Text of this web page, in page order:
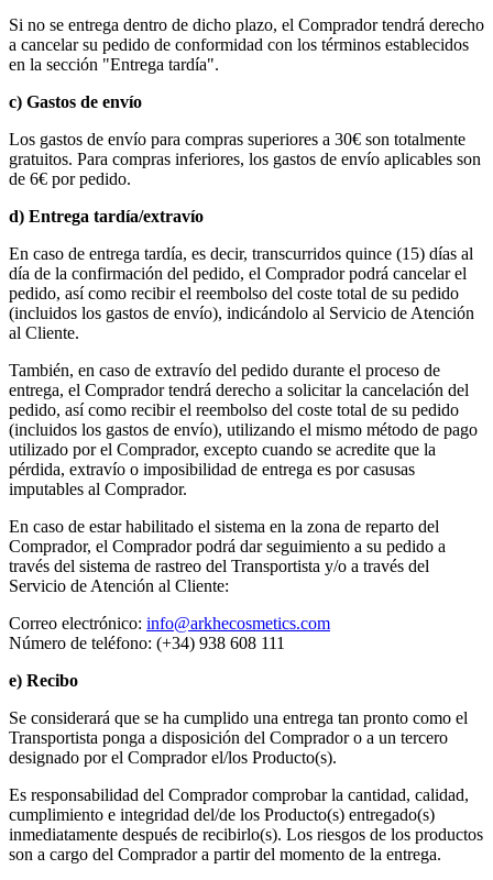
Si no se entrega dentro de dicho plazo, el Comprador tendrá derecho
a cancelar su pedido de conformidad con los términos establecidos
en la sección "Entrega tardía".
c) Gastos de envío
Los gastos de envío para compras superiores a 30€ son totalmente
gratuitos. Para compras inferiores, los gastos de envío aplicables son
de 6€ por pedido.
d) Entrega tardía/extravío
En caso de entrega tardía, es decir, transcurridos quince (15) días al
día de la confirmación del pedido, el Comprador podrá cancelar el
pedido, así como recibir el reembolso del coste total de su pedido
(incluidos los gastos de envío), indicándolo al Servicio de Atención
al Cliente.
También, en caso de extravío del pedido durante el proceso de
entrega, el Comprador tendrá derecho a solicitar la cancelación del
pedido, así como recibir el reembolso del coste total de su pedido
(incluidos los gastos de envío), utilizando el mismo método de pago
utilizado por el Comprador, excepto cuando se acredite que la
pérdida, extravío o imposibilidad de entrega es por casusas
imputables al Comprador.
En caso de estar habilitado el sistema en la zona de reparto del
Comprador, el Comprador podrá dar seguimiento a su pedido a
través del sistema de rastreo del Transportista y/o a través del
Servicio de Atención al Cliente:
Correo electrónico: info@arkhecosmetics.com
Número de teléfono: (+34) 938 608 111
e) Recibo
Se considerará que se ha cumplido una entrega tan pronto como el
Transportista ponga a disposición del Comprador o a un tercero
designado por el Comprador el/los Producto(s).
Es responsabilidad del Comprador comprobar la cantidad, calidad,
cumplimiento e integridad del/de los Producto(s) entregado(s)
inmediatamente después de recibirlo(s). Los riesgos de los productos
son a cargo del Comprador a partir del momento de la entrega.